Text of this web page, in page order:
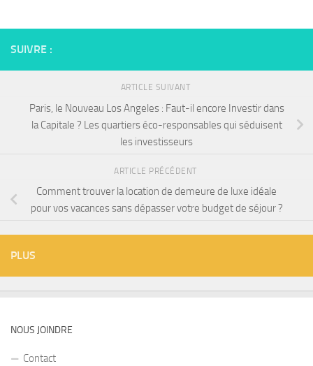
SUIVRE :
ARTICLE SUIVANT
Paris, le Nouveau Los Angeles : Faut-il encore Investir dans
la Capitale ? Les quartiers éco-responsables qui séduisent
les investisseurs
ARTICLE PRÉCÉDENT
Comment trouver la location de demeure de luxe idéale
pour vos vacances sans dépasser votre budget de séjour ?
PLUS
NOUS JOINDRE
Contact